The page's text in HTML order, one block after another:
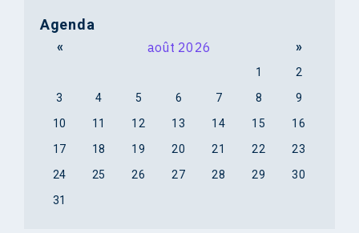
Agenda
« août 2026 »
1
2
3
4 5 6 7 8
9
10
11 12 13 14 15
16
17
18 19 20 21 22
23
24
25 26 27 28 29
30
31